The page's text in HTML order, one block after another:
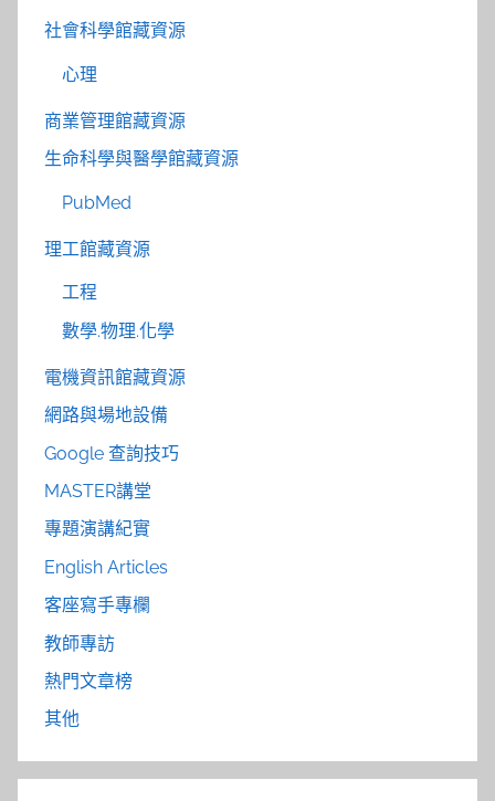
社會科學館藏資源
心理
商業管理館藏資源
生命科學與醫學館藏資源
PubMed
理工館藏資源
工程
數學.物理.化學
電機資訊館藏資源
網路與場地設備
Google 查詢技巧
MASTER講堂
專題演講紀實
English Articles
客座寫手專欄
教師專訪
熱門文章榜
其他